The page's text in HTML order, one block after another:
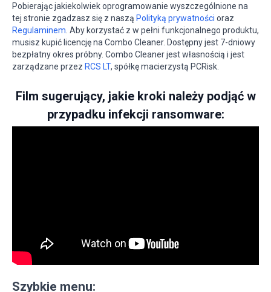
Pobierając jakiekolwiek oprogramowanie wyszczególnione na
tej stronie zgadzasz się z naszą Polityką prywatności oraz
Regulaminem . Aby korzystać z w pełni funkcjonalnego produktu,
musisz kupić licencję na Combo Cleaner. Dostępny jest 7-dniowy
bezpłatny okres próbny. Combo Cleaner jest własnością i jest
zarządzane przez RCS LT, spółkę macierzystą PCRisk.
Film sugerujący, jakie kroki należy podjąć w
przypadku infekcji ransomware:
Szybkie menu: